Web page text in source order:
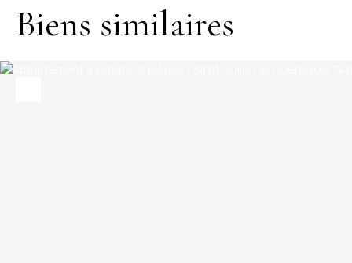
−
Biens similaires